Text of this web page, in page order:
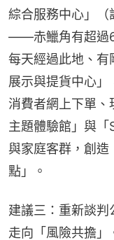
綜合服務中心」（
——赤鱲角有超過6
每天經過此地、有
展示與提貨中心
消費者網上下單
主題體驗館」與
與家庭客群，創造
點」。
建議三：重新談判
走向「風險共擔」